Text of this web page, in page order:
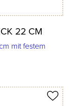
22 CM
mit festem